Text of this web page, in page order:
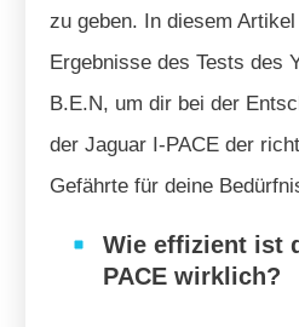
zu geben. In diesem
Ergebnisse des Tests des
B.E.N, um dir bei der
der Jaguar I-PACE der
Gefährte für deine
Wie effizient ist
PACE wirklich?